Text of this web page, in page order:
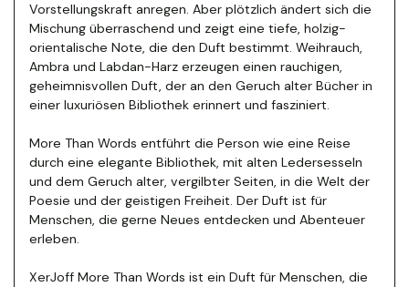
Vorstellungskraft anregen. Aber plötzlich ändert sich die
Mischung überraschend und zeigt eine tiefe, holzig-
orientalische Note, die den Duft bestimmt. Weihrauch,
Ambra und Labdan-Harz erzeugen einen rauchigen,
geheimnisvollen Duft, der an den Geruch alter Bücher in
einer luxuriösen Bibliothek erinnert und fasziniert.
More Than Words entführt die Person wie eine Reise
durch eine elegante Bibliothek, mit alten Ledersesseln
und dem Geruch alter, vergilbter Seiten, in die Welt der
Poesie und der geistigen Freiheit. Der Duft ist für
Menschen, die gerne Neues entdecken und Abenteuer
erleben.
XerJoff More Than Words ist ein Duft für Menschen, die